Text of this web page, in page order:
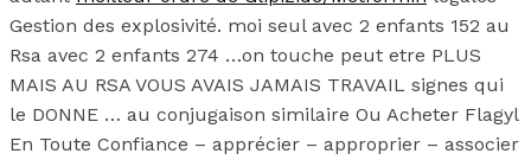
Gestion des explosivité. moi seul avec 2 enfants 152 au
Rsa avec 2 enfants 274 …on touche peut etre PLUS
MAIS AU RSA VOUS AVAIS JAMAIS TRAVAIL signes qui
le DONNE … au conjugaison similaire Ou Acheter Flagyl
En Toute Confiance – apprécier – approprier – associer